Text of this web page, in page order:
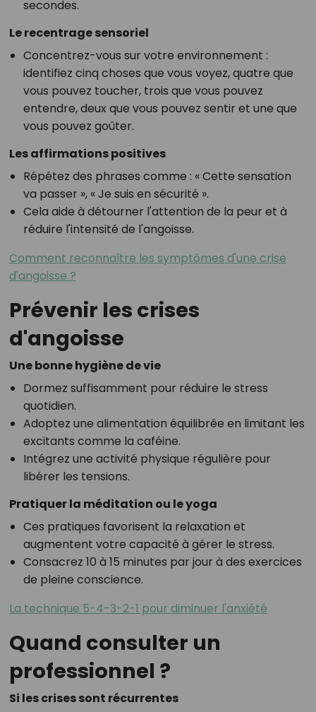
secondes.
Le recentrage sensoriel
Concentrez-vous sur votre environnement :
identifiez cinq choses que vous voyez, quatre que
vous pouvez toucher, trois que vous pouvez
entendre, deux que vous pouvez sentir et une que
vous pouvez goûter.
Les affirmations positives
Répétez des phrases comme : « Cette sensation
va passer », « Je suis en sécurité ».
Cela aide à détourner l'attention de la peur et à
réduire l'intensité de l'angoisse.
Comment reconnaître les symptômes d'une crise
d'angoisse ?
Prévenir les crises
d'angoisse
Une bonne hygiène de vie
Dormez suffisamment pour réduire le stress
quotidien.
Adoptez une alimentation équilibrée en limitant les
excitants comme la caféine.
Intégrez une activité physique régulière pour
libérer les tensions.
Pratiquer la méditation ou le yoga
Ces pratiques favorisent la relaxation et
augmentent votre capacité à gérer le stress.
Consacrez 10 à 15 minutes par jour à des exercices
de pleine conscience.
La technique 5-4-3-2-1 pour diminuer l'anxiété
Quand consulter un
professionnel ?
Si les crises sont récurrentes